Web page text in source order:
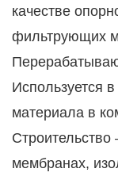
качестве
фильтрующих
Используется
материала в
мембранах,